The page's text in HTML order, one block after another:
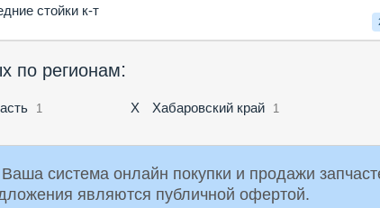
стойки к-т
по регионам:
1 Х Хабаровский край 1
Российская Торговая Система 21 века - Ваша система онлайн покупки и
являются публичной офертой.